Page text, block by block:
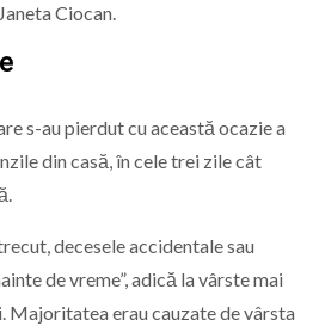
Ciocan.
s-au pierdut cu această ocazie a
din casă, în cele trei zile cât
decesele accidentale sau
de vreme”, adică la vârste mai
Majoritatea erau cauzate de vârsta